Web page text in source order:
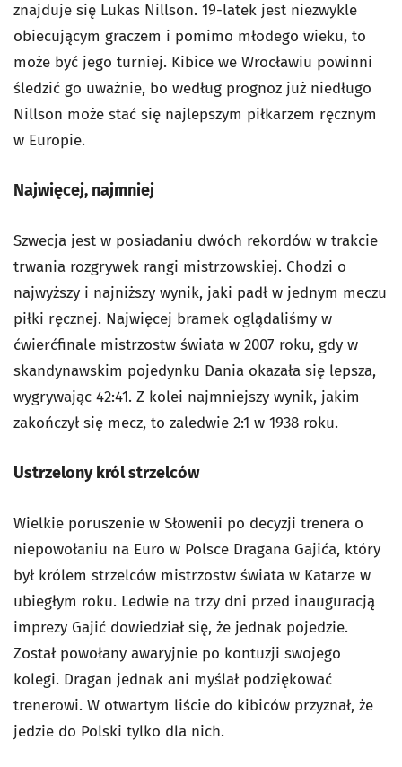
znajduje się Lukas Nillson. 19-latek jest niezwykle
obiecującym graczem i pomimo młodego wieku, to
może być jego turniej. Kibice we Wrocławiu powinni
śledzić go uważnie, bo według prognoz już niedługo
Nillson może stać się najlepszym piłkarzem ręcznym
w Europie.
Najwięcej, najmniej
Szwecja jest w posiadaniu dwóch rekordów w trakcie
trwania rozgrywek rangi mistrzowskiej. Chodzi o
najwyższy i najniższy wynik, jaki padł w jednym meczu
piłki ręcznej. Najwięcej bramek oglądaliśmy w
ćwierćfinale mistrzostw świata w 2007 roku, gdy w
skandynawskim pojedynku Dania okazała się lepsza,
wygrywając 42:41. Z kolei najmniejszy wynik, jakim
zakończył się mecz, to zaledwie 2:1 w 1938 roku.
Ustrzelony król strzelców
Wielkie poruszenie w Słowenii po decyzji trenera o
niepowołaniu na Euro w Polsce Dragana Gajića, który
był królem strzelców mistrzostw świata w Katarze w
ubiegłym roku. Ledwie na trzy dni przed inauguracją
imprezy Gajić dowiedział się, że jednak pojedzie.
Został powołany awaryjnie po kontuzji swojego
kolegi. Dragan jednak ani myślał podziękować
trenerowi. W otwartym liście do kibiców przyznał, że
jedzie do Polski tylko dla nich.